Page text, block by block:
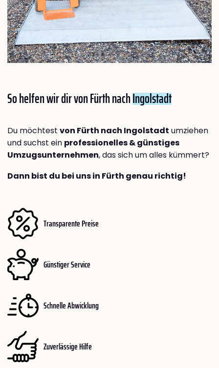
So helfen wir dir von Fürth nachIngolstadt
Du möchtest von Fürth nach Ingolstadt umziehen
und suchst ein professionelles & günstiges
Umzugsunternehmen, das sich um alles kümmert?
Dann bist du bei uns in Fürth genau richtig!
Transparente Preise
Günstiger Service
Schnelle Abwicklung
Zuverlässige Hilfe